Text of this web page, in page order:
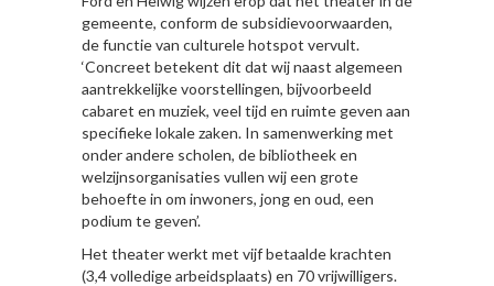
gemeente, conform de subsidievoorwaarden,
de functie van culturele hotspot vervult.
‘Concreet betekent dit dat wij naast algemeen
aantrekkelijke voorstellingen, bijvoorbeeld
cabaret en muziek, veel tijd en ruimte geven aan
specifieke lokale zaken. In samenwerking met
onder andere scholen, de bibliotheek en
welzijnsorganisaties vullen wij een grote
behoefte in om inwoners, jong en oud, een
podium te geven’.
Het theater werkt met vijf betaalde krachten
(3,4 volledige arbeidsplaats) en 70 vrijwilligers.